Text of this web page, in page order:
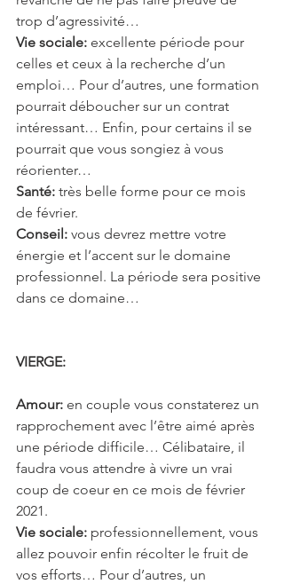
trop d’agressivité…
Vie sociale: excellente période pour
celles et ceux à la recherche d’un
emploi… Pour d’autres, une formation
pourrait déboucher sur un contrat
intéressant… Enfin, pour certains il se
pourrait que vous songiez à vous
réorienter…
Santé: très belle forme pour ce mois
de février.
Conseil: vous devrez mettre votre
énergie et l’accent sur le domaine
professionnel. La période sera positive
dans ce domaine…
VIERGE:
Amour: en couple vous constaterez un
rapprochement avec l’être aimé après
une période difficile… Célibataire, il
faudra vous attendre à vivre un vrai
coup de coeur en ce mois de février
2021.
Vie sociale: professionnellement, vous
allez pouvoir enfin récolter le fruit de
vos efforts… Pour d’autres, un